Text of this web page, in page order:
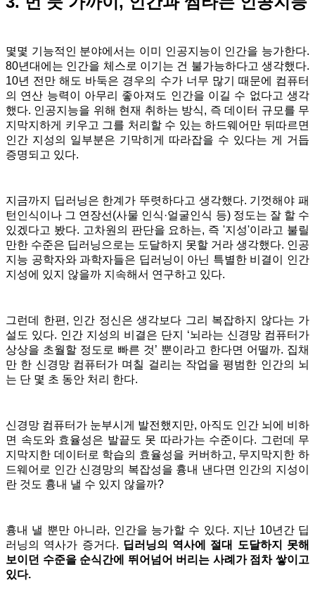
몇몇 기능적인 분야에서는 이미 인공지능이 인간을 능가한다.
80년대에는 인간을 체스로 이기는 건 불가능하다고 생각했다.
10년 전만 해도 바둑은 경우의 수가 너무 많기 때문에 컴퓨터
의 연산 능력이 아무리 좋아져도 인간을 이길 수 없다고 생각
했다. 인공지능을 위해 현재 취하는 방식, 즉 데이터 규모를 무
지막지하게 키우고 그를 처리할 수 있는 하드웨어만 뒤따르면
인간 지성의 일부분은 기막히게 따라잡을 수 있다는 게 거듭
증명되고 있다.
지금까지 딥러닝은 한계가 뚜렷하다고 생각했다. 기껏해야 패
턴인식이나 그 연장선(사물 인식·얼굴인식 등) 정도는 잘 할 수
있겠다고 봤다. 고차원의 판단을 요하는, 즉 '지성'이라고 불릴
만한 수준은 딥러닝으로는 도달하지 못할 거라 생각했다. 인공
지능 공학자와 과학자들은 딥러닝이 아닌 특별한 비결이 인간
지성에 있지 않을까 지속해서 연구하고 있다.
그런데 한편, 인간 정신은 생각보다 그리 복잡하지 않다는 가
설도 있다. 인간 지성의 비결은 단지 ‘뇌라는 신경망 컴퓨터가
상상을 초월할 정도로 빠른 것’ 뿐이라고 한다면 어떨까. 집채
만 한 신경망 컴퓨터가 며칠 걸리는 작업을 평범한 인간의 뇌
는 단 몇 초 동안 처리 한다.
신경망 컴퓨터가 눈부시게 발전했지만, 아직도 인간 뇌에 비하
면 속도와 효율성은 발끝도 못 따라가는 수준이다. 그런데 무
지막지한 데이터로 학습의 효율성을 커버하고, 무지막지한 하
드웨어로 인간 신경망의 복잡성을 흉내 낸다면 인간의 지성이
란 것도 흉내 낼 수 있지 않을까?
흉내 낼 뿐만 아니라, 인간을 능가할 수 있다. 지난 10년간 딥
러닝의 역사가 증거다. 딥러닝의 역사에 절대 도달하지 못해
보이던 수준을 순식간에 뛰어넘어 버리는 사례가 점차 쌓이고
있다.